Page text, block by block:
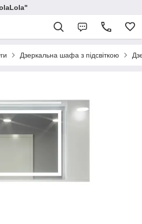
Дзеркальна шафа з підсвіткою